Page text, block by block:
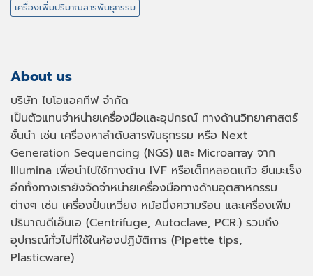
เครื่องเพิ่มปริมาณสารพันธุกรรม
About us
บริษัท ไบโอแอคทีฟ จำกัด
เป็นตัวแทนจำหน่ายเครื่องมือและอุปกรณ์ ทางด้านวิทยาศาสตร์
ชั้นนำ เช่น เครื่องหาลำดับสารพันธุกรรม หรือ Next
Generation Sequencing (NGS) และ Microarray จาก
Illumina เพื่อนำไปใช้ทางด้าน IVF หรือเด็กหลอดแก้ว ยีนมะเร็ง
อีกทั้งทางเรายังจัดจำหน่ายเครื่องมือทางด้านอุตสาหกรรม
ต่างๆ เช่น เครื่องปั่นเหวี่ยง หม้อนึ่งความร้อน และเครื่องเพิ่ม
ปริมาณดีเอ็นเอ (Centrifuge, Autoclave, PCR.) รวมถึง
อุปกรณ์ทั่วไปที่ใช้ในห้องปฏิบัติการ (Pipette tips,
Plasticware)